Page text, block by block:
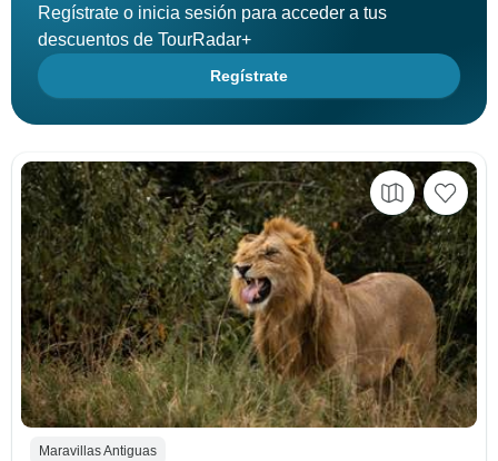
Regístrate o inicia sesión para acceder a tus
descuentos de TourRadar+
Regístrate
Maravillas Antiguas